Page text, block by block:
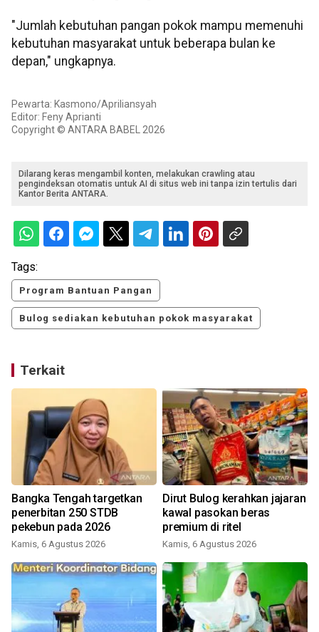
"Jumlah kebutuhan pangan pokok mampu memenuhi
kebutuhan masyarakat untuk beberapa bulan ke
depan," ungkapnya.
Pewarta: Kasmono/Apriliansyah
Editor: Feny Aprianti
Copyright © ANTARA BABEL 2026
Dilarang keras mengambil konten, melakukan crawling atau
pengindeksan otomatis untuk AI di situs web ini tanpa izin tertulis dari
Kantor Berita ANTARA.
Tags:
Program Bantuan Pangan
Bulog sediakan kebutuhan pokok masyarakat
Terkait
Bangka Tengah targetkan
penerbitan 250 STDB
pekebun pada 2026
Kamis, 6 Agustus 2026
Dirut Bulog kerahkan jajaran
kawal pasokan beras
premium di ritel
Kamis, 6 Agustus 2026